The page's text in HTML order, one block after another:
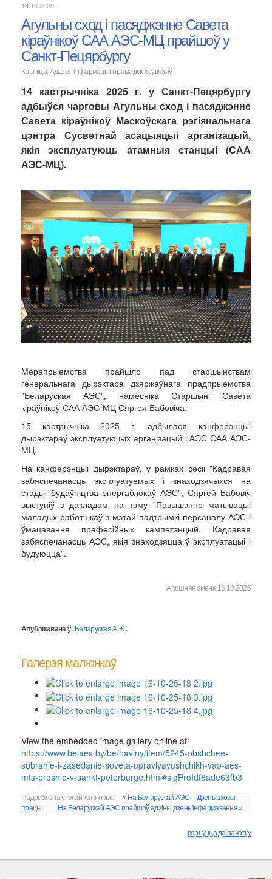
16.10.2025
Агульны сход і пасяджэнне Савета
кіраўнікоў САА АЭС-МЦ прайшоў у
Санкт-Пецярбургу
Крыніца: Аддзел інфармацыі і грамадскіх сувязяў
14 кастрычніка 2025 г. у Санкт-Пецярбургу
адбыўся чарговы Агульны сход і пасяджэнне
Савета кіраўнікоў Маскоўскага рэгіянальнага
цэнтра Сусветнай асацыяцыі арганізацый,
якія эксплуатуюць атамныя станцыі (САА
АЭС-МЦ).
Мерапрыемства прайшло пад старшынствам
генеральнага дырэктара дзяржаўнага прадпрыемства
"Беларуская АЭС", намесніка Старшыні Савета
кіраўнікоў САА АЭС-МЦ Сяргея Бабовіча.
15 кастрычніка 2025 г. адбылася канферэнцыі
дырэктараў эксплуатуючых арганізацый і АЭС САА АЭС-
МЦ.
На канферэнцыі дырэктараў, у рамках сесіі "Кадравая
забяспечанасць эксплуатуемых і знаходзячыхся на
стадыі будаўніцтва энергаблокаў АЭС", Сяргей Бабовіч
выступіў з дакладам на тэму "Павышэнне матывацыі
маладых работнікаў з мэтай падтрымкі персаналу АЭС і
ўмацавання прафесійных кампетэнцый. Кадравая
забяспечанасць АЭС, якія знаходзяцца ў эксплуатацыі і
будуюцца".
Апошняя змена 16.10.2025
Апублікавана ў Беларуская АЭС
Галерэя малюнкаў
View the embedded image gallery online at:
https://www.belaes.by/be/naviny/item/5245-obshchee-
sobranie-i-zasedanie-soveta-upravlyayushchikh-vao-aes-
mts-proshlo-v-sankt-peterburge.html#sigProIdf8ade63fb3
Падрабязна у гэтай катэгорыі:
« На Беларускай АЭС – Дзень аховы
працы
На Беларускай АЭС прайшоў адзіны дзень інфармавання »
вярнуцца да пачатку